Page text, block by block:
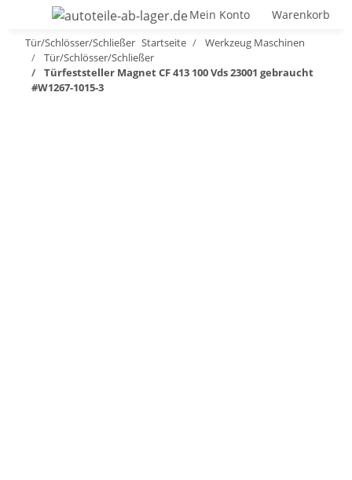
Mein Konto Warenkorb
Tür/Schlösser/Schließer Startseite
Werkzeug Maschinen
Tür/Schlösser/Schließer
Türfeststeller Magnet CF 413 100 Vds 23001 gebraucht
#W1267-1015-3